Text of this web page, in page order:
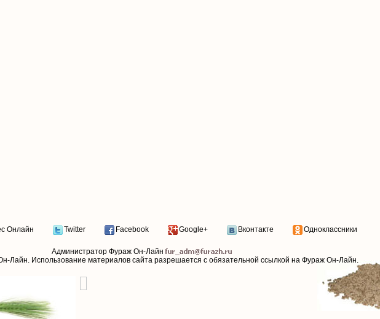
Онлайн Twitter Facebook Google+ Вконтакте Одноклассники
Администратор Фураж Он-Лайн
Лайн. Использование материалов сайта разрешается с обязательной ссылкой на Фураж Он-Лайн.